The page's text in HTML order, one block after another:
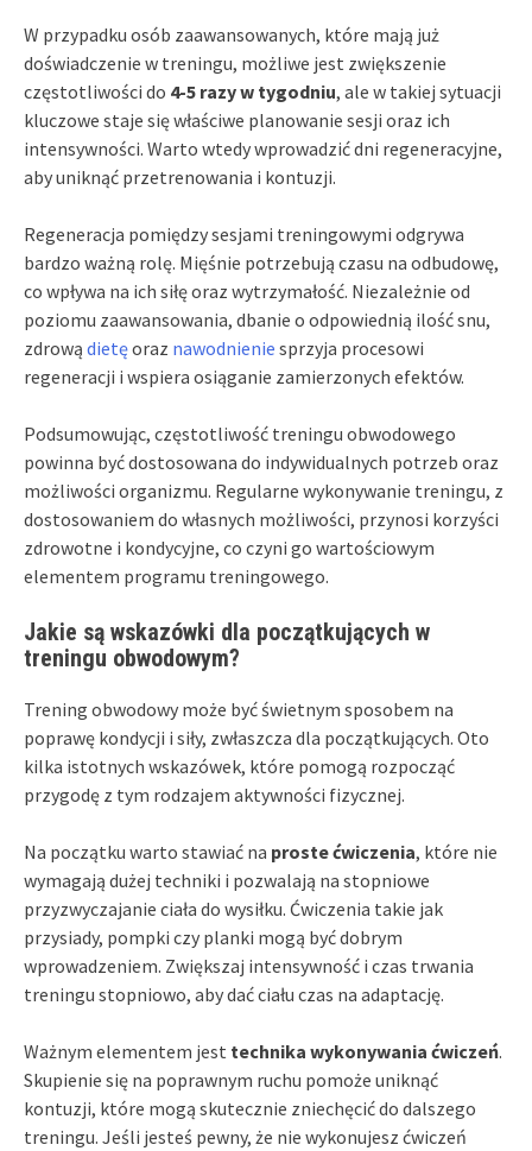
W przypadku osób zaawansowanych, które mają już
doświadczenie w treningu, możliwe jest zwiększenie
częstotliwości do 4-5 razy w tygodniu, ale w takiej sytuacji
kluczowe staje się właściwe planowanie sesji oraz ich
intensywności. Warto wtedy wprowadzić dni regeneracyjne,
aby uniknąć przetrenowania i kontuzji.
Regeneracja pomiędzy sesjami treningowymi odgrywa
bardzo ważną rolę. Mięśnie potrzebują czasu na odbudowę,
co wpływa na ich siłę oraz wytrzymałość. Niezależnie od
poziomu zaawansowania, dbanie o odpowiednią ilość snu,
zdrową dietęoraz nawodnienie sprzyja procesowi
regeneracji i wspiera osiąganie zamierzonych efektów.
Podsumowując, częstotliwość treningu obwodowego
powinna być dostosowana do indywidualnych potrzeb oraz
możliwości organizmu. Regularne wykonywanie treningu, z
dostosowaniem do własnych możliwości, przynosi korzyści
zdrowotne i kondycyjne, co czyni go wartościowym
elementem programu treningowego.
Jakie są wskazówki dla początkujących w
treningu obwodowym?
Trening obwodowy może być świetnym sposobem na
poprawę kondycji i siły, zwłaszcza dla początkujących. Oto
kilka istotnych wskazówek, które pomogą rozpocząć
przygodę z tym rodzajem aktywności fizycznej.
Na początku warto stawiać na proste ćwiczenia, które nie
wymagają dużej techniki i pozwalają na stopniowe
przyzwyczajanie ciała do wysiłku. Ćwiczenia takie jak
przysiady, pompki czy planki mogą być dobrym
wprowadzeniem. Zwiększaj intensywność i czas trwania
treningu stopniowo, aby dać ciału czas na adaptację.
Ważnym elementem jest technika wykonywania ćwiczeń.
Skupienie się na poprawnym ruchu pomoże uniknąć
kontuzji, które mogą skutecznie zniechęcić do dalszego
treningu. Jeśli jesteś pewny, że nie wykonujesz ćwiczeń